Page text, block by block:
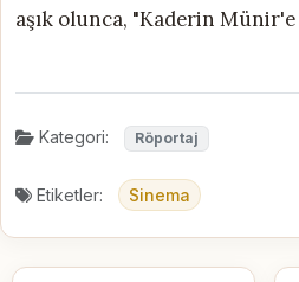
aşık olunca, "Kaderin Münir'e
Kategori: Röportaj
Etiketler: Sinema